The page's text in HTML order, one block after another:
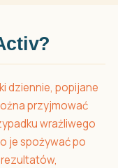
dziennie, popijane
przyjmować
wrażliwego
je spożywać po